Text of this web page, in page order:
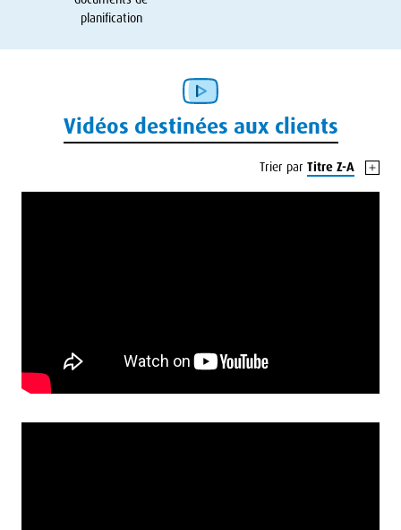
planification
Vidéos destinées aux clients
Trier par Titre Z-A